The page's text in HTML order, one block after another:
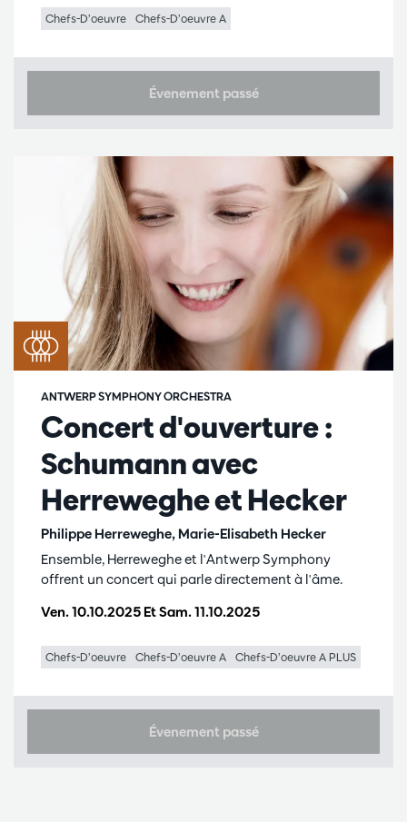
Chefs-D’oeuvre Chefs-D’oeuvre A
Évenement passé
Concert d'ouverture :
Schumann avec
Herreweghe et Hecker
Philippe Herreweghe, Marie-Elisabeth Hecker
ANTWERP SYMPHONY ORCHESTRA
Ven. 10.10.2025 EtSam. 11.10.2025
Ensemble, Herreweghe et l'Antwerp Symphony
offrent un concert qui parle directement à l'âme.
Chefs-D’oeuvre Chefs-D’oeuvre A Chefs-D’oeuvre A PLUS
Évenement passé